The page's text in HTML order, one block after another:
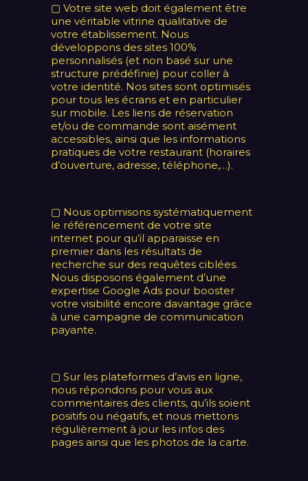
▢ Votre site web doit également être
une véritable vitrine qualitative de
votre établissement. Nous
développons des sites 100%
personnalisés (et non basé sur une
structure prédéfinie) pour coller à
votre identité. Nos sites sont optimisés
pour tous les écrans et en particulier
sur mobile. Les liens de réservation
et/ou de commande sont aisément
accessibles, ainsi que les informations
pratiques de votre restaurant (horaires
d’ouverture, adresse, téléphone,…).
▢ Nous optimisons systématiquement
le référencement de votre site
internet pour qu’il apparaisse en
premier dans les résultats de
recherche sur des requêtes ciblées.
Nous disposons également d’une
expertise Google Ads pour booster
votre visibilité encore davantage grâce
à une campagne de communication
payante.
▢ Sur les plateformes d’avis en ligne,
nous répondons pour vous aux
commentaires des clients, qu’ils soient
positifs ou négatifs, et nous mettons
régulièrement à jour les infos des
pages ainsi que les photos de la carte.